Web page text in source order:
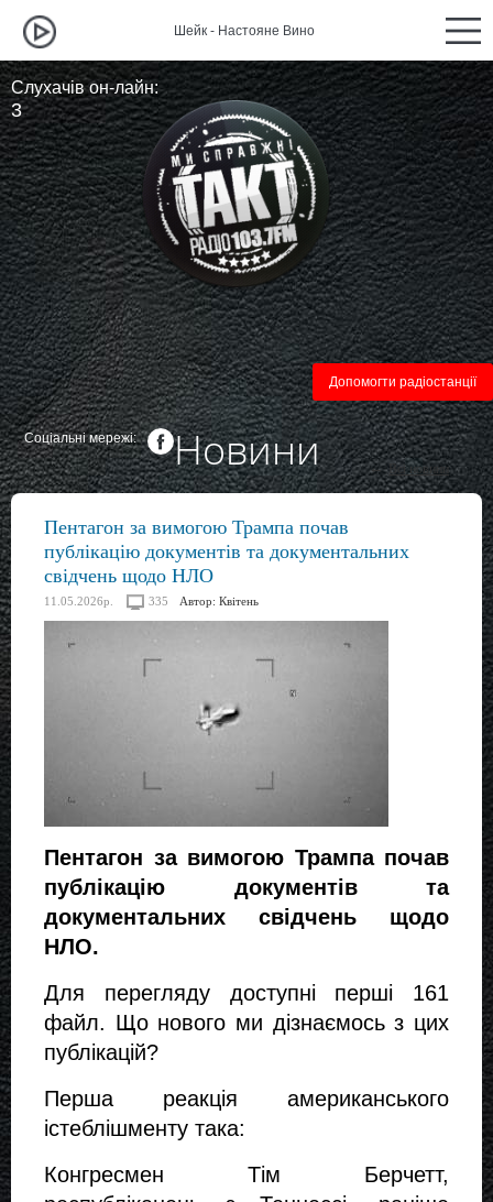
Слухачів он-лайн:
3
Шейк -
Шейк - Настояне Вино
Допомогти радіостанції
Соціальні мережі: Новини ←Всі новини
Пентагон за вимогою Трампа почав
публікацію документів та документальних
свідчень щодо НЛО
11.05.2026р. 335 Автор: Квітень
Пентагон за вимогою Трампа почав
публікацію документів та
документальних свідчень щодо
НЛО.
Для перегляду доступні перші 161
файл. Що нового ми дізнаємось з цих
публікацій?
Перша реакція американського
істеблішменту така:
Конгресмен Тім Берчетт,